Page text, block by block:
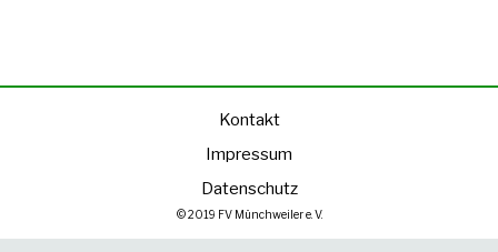
Kontakt
Impressum
Datenschutz
© 2019 FV Münchweiler e. V.